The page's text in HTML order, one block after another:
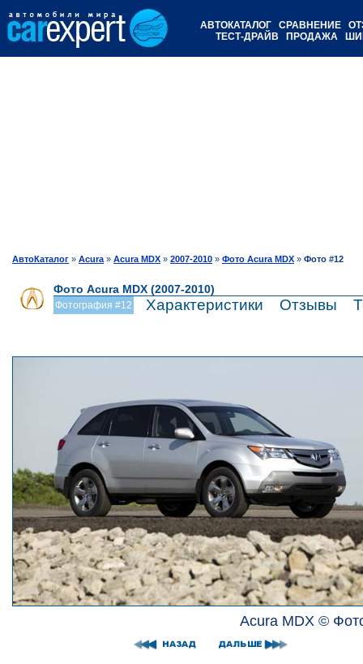
АВТОКАТАЛОГ СРАВНЕНИЕ
ТЕСТ-ДРАЙВ
ПРОДАЖА
АвтоКаталог » Acura » Acura MDX » 2007-2010 » Фото Acura MDX » Фото #12
Фото Acura MDX (2007-2010)
Фотография #12 Характеристики Отзывы
Acura MDX ©